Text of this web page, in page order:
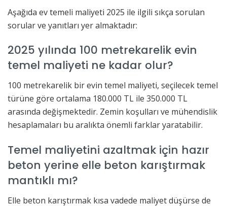
Aşağıda ev temeli maliyeti 2025 ile ilgili sıkça sorulan
sorular ve yanıtları yer almaktadır:
2025 yılında 100 metrekarelik evin
temel maliyeti ne kadar olur?
100 metrekarelik bir evin temel maliyeti, seçilecek temel
türüne göre ortalama 180.000 TL ile 350.000 TL
arasında değişmektedir. Zemin koşulları ve mühendislik
hesaplamaları bu aralıkta önemli farklar yaratabilir.
Temel maliyetini azaltmak için hazır
beton yerine elle beton karıştırmak
mantıklı mı?
Elle beton karıştırmak kısa vadede maliyet düşürse de